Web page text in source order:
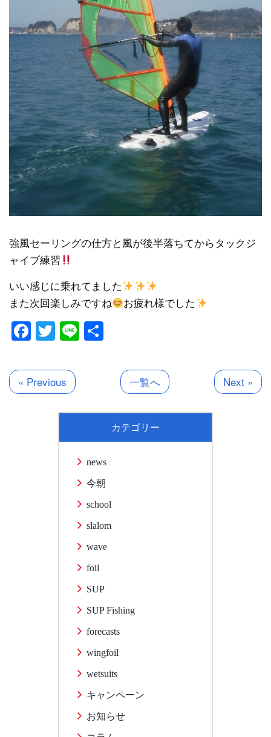
強風セーリングの仕方と風が後半落ちてからタックジ
ャイブ練習
いい感じに乗れてました
また次回楽しみですね
お疲れ様でした
Facebook
Twitter
Line
« Previous 一覧へ Next »
カテゴリー
news
今朝
school
slalom
wave
foil
SUP
SUP Fishing
forecasts
wingfoil
wetsuits
キャンペーン
お知らせ